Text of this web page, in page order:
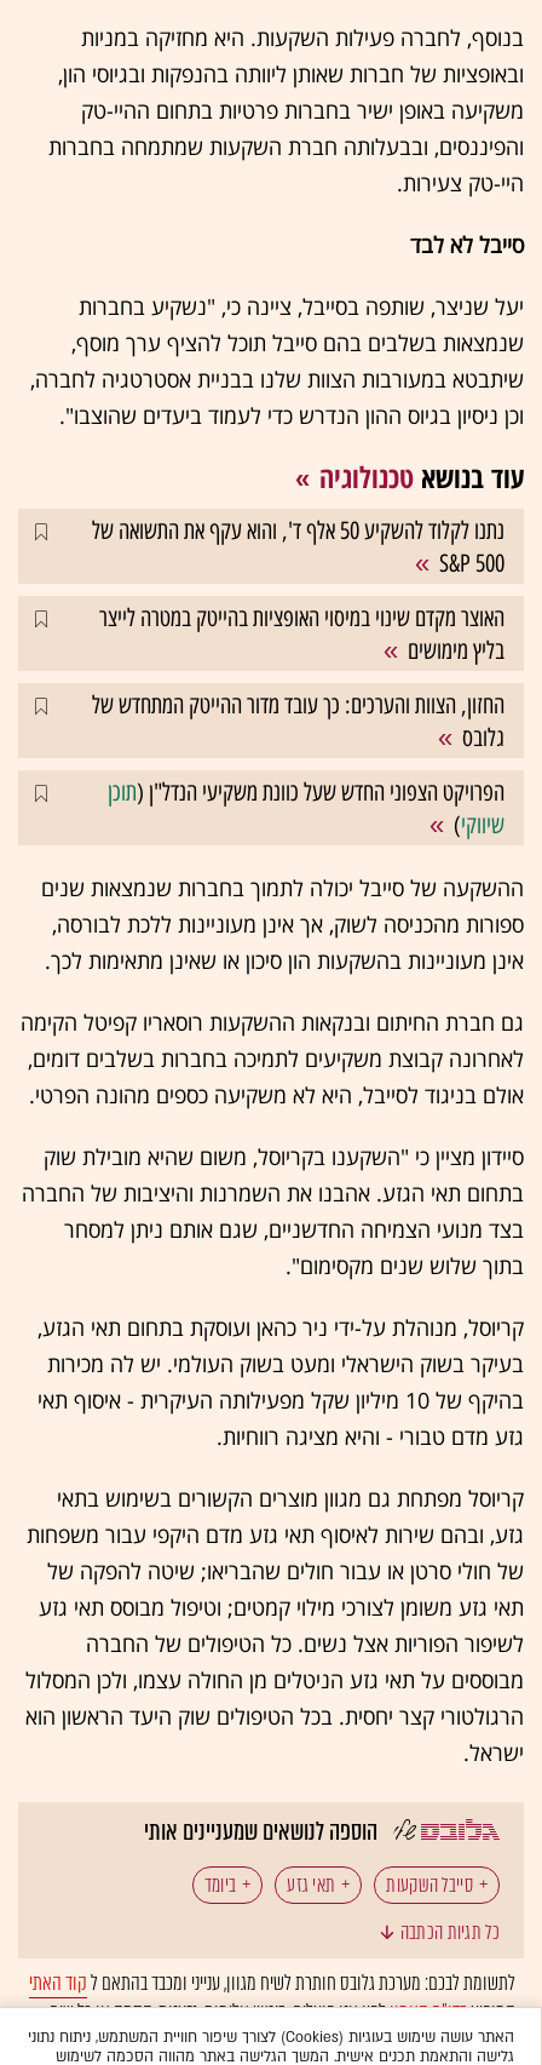
בנוסף, לחברה פעילות השקעות. היא מחזיקה במניות
ובאופציות של חברות שאותן ליוותה בהנפקות ובגיוסי הון,
משקיעה באופן ישיר בחברות פרטיות בתחום ההיי-טק
והפיננסים, ובבעלותה חברת השקעות שמתמחה בחברות
היי-טק צעירות.
סייבל לא לבד
יעל שניצר, שותפה בסייבל, ציינה כי, "נשקיע בחברות
שנמצאות בשלבים בהם סייבל תוכל להציף ערך מוסף,
שיתבטא במעורבות הצוות שלנו בבניית אסטרטגיה לחברה,
וכן ניסיון בגיוס ההון הנדרש כדי לעמוד ביעדים שהוצבו".
עוד בנושא טכנולוגיה
נתנו לקלוד להשקיע 50 אלף ד', והוא עקף את התשואה של
S&P 500
האוצר מקדם שינוי במיסוי האופציות בהייטק במטרה לייצר
בליץ מימושים
החזון, הצוות והערכים: כך עובד מדור ההייטק המתחדש של
גלובס
הפרויקט הצפוני החדש שעל כוונת משקיעי הנדל"ן (תוכן
שיווקי)
ההשקעה של סייבל יכולה לתמוך בחברות שנמצאות שנים
ספורות מהכניסה לשוק, אך אינן מעוניינות ללכת לבורסה,
אינן מעוניינות בהשקעות הון סיכון או שאינן מתאימות לכך.
גם חברת החיתום ובנקאות ההשקעות רוסאריו קפיטל הקימה
לאחרונה קבוצת משקיעים לתמיכה בחברות בשלבים דומים,
אולם בניגוד לסייבל, היא לא משקיעה כספים מהונה הפרטי.
סיידון מציין כי "השקענו בקריוסל, משום שהיא מובילת שוק
בתחום תאי הגזע. אהבנו את השמרנות והיציבות של החברה
בצד מנועי הצמיחה החדשניים, שגם אותם ניתן למסחר
בתוך שלוש שנים מקסימום".
קריוסל, מנוהלת על-ידי ניר כהאן ועוסקת בתחום תאי הגזע,
בעיקר בשוק הישראלי ומעט בשוק העולמי. יש לה מכירות
בהיקף של 10 מיליון שקל מפעילותה העיקרית - איסוף תאי
גזע מדם טבורי - והיא מציגה רווחיות.
קריוסל מפתחת גם מגוון מוצרים הקשורים בשימוש בתאי
גזע, ובהם שירות לאיסוף תאי גזע מדם היקפי עבור משפחות
של חולי סרטן או עבור חולים שהבריאו; שיטה להפקה של
תאי גזע משומן לצורכי מילוי קמטים; וטיפול מבוסס תאי גזע
לשיפור הפוריות אצל נשים. כל הטיפולים של החברה
מבוססים על תאי גזע הניטלים מן החולה עצמו, ולכן המסלול
הרגולטורי קצר יחסית. בכל הטיפולים שוק היעד הראשון הוא
ישראל.
הוספה לנושאים שמעניינים אותי
סייבל השקעות תאי גזע
ביומד
כל תגיות הכתבה
לתשומת לבכם: מערכת גלובס חותרת לשיח מגוון, ענייני ומכבד בהתאם לקוד האתי
המופיעבדו"ח האמוןלפיו אנו פועלים. ביטויי אלימות, גזענות, הסתה או כל שיח
בלתי הולם אחר מסוננים בצורהאוטומטיתולא יפורסמו באתר.
האתר עושה שימוש בעוגיות (Cookies) לצורך שיפור חוויית המשתמש, ניתוח נתוני
גלישה והתאמת תכנים אישית. המשך הגלישה באתר מהווה הסכמה לשימוש